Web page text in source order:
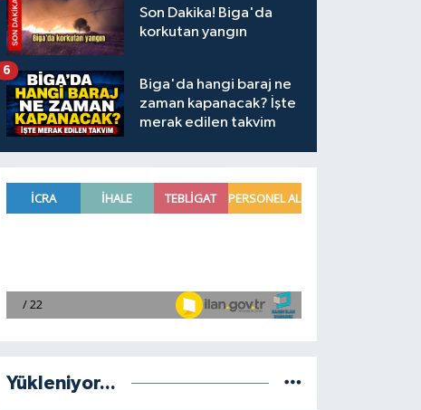
Son Dakika! Biga'da
korkutan yangın
Biga'da hangi baraj ne
zaman kapanacak? İşte
merak edilen takvim
6
Yükleniyor...